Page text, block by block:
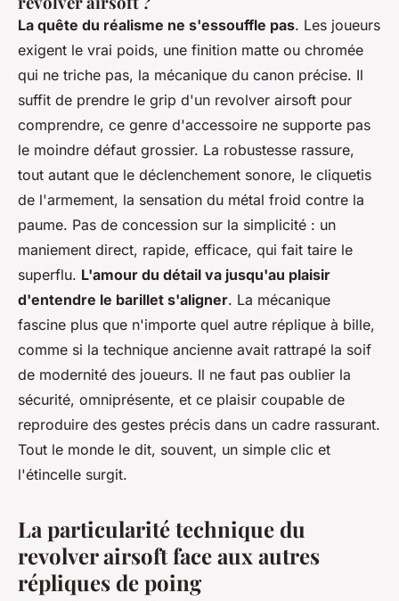
La quête du réalisme ne s'essouffle pas. Les joueurs
exigent le vrai poids, une finition matte ou chromée
qui ne triche pas, la mécanique du canon précise. Il
suffit de prendre le grip d'un revolver airsoft pour
comprendre, ce genre d'accessoire ne supporte pas
le moindre défaut grossier. La robustesse rassure,
tout autant que le déclenchement sonore, le cliquetis
de l'armement, la sensation du métal froid contre la
paume. Pas de concession sur la simplicité : un
maniement direct, rapide, efficace, qui fait taire le
superflu. L'amour du détail va jusqu'au plaisir
d'entendre le barillet s'aligner. La mécanique
fascine plus que n'importe quel autre réplique à bille,
comme si la technique ancienne avait rattrapé la soif
de modernité des joueurs. Il ne faut pas oublier la
sécurité, omniprésente, et ce plaisir coupable de
reproduire des gestes précis dans un cadre rassurant.
Tout le monde le dit, souvent, un simple clic et
l'étincelle surgit.
La particularité technique du
revolver airsoft face aux autres
répliques de poing